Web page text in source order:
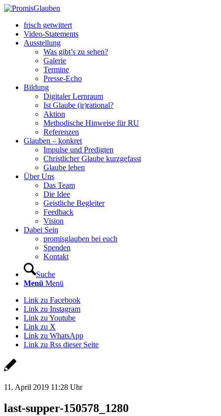
frisch getwittert
Video-Statements
Ausstellung
Was gibt’s zu sehen?
Galerie
Termine
Presse-Echo
Bildung
Digitaler Lernraum
Ist Glaube (ir)rational?
Aktion
Methodische Hinweise für RU
Referenzen
Glauben – konkret
Impulse und Predigten
Christlicher Glaube kurzgefasst
Glaube leben
Über Uns
Das Team
Die Idee
Geistliche Begleiter
Feedback
Vision
Dabei Sein
promisglauben bei euch
Spenden
Kontakt
Suche
Menü Menü
Link zu Facebook
Link zu Instagram
Link zu Youtube
Link zu X
Link zu WhatsApp
Link zu Rss dieser Seite
11. April 2019 11:28 Uhr
last-supper-150578_1280